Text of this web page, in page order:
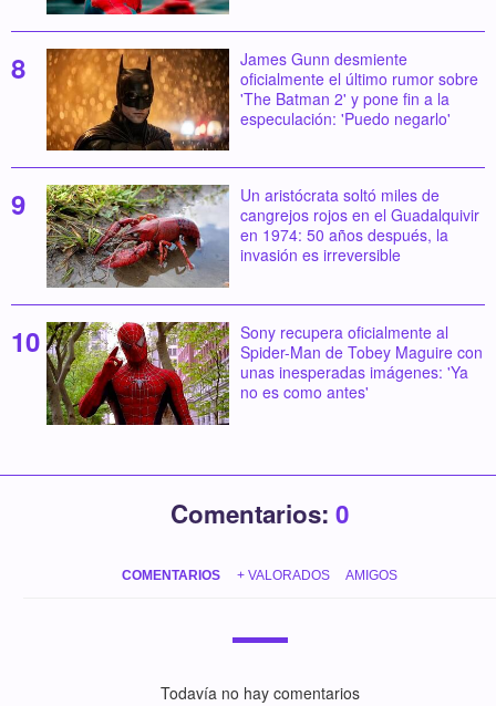
James Gunn desmiente
oficialmente el último rumor sobre
'The Batman 2' y pone fin a la
especulación: 'Puedo negarlo'
Un aristócrata soltó miles de
cangrejos rojos en el Guadalquivir
en 1974: 50 años después, la
invasión es irreversible
Sony recupera oficialmente al
Spider-Man de Tobey Maguire con
unas inesperadas imágenes: 'Ya
no es como antes'
Comentarios: 0
COMENTARIOS + VALORADOS AMIGOS
Todavía no hay comentarios